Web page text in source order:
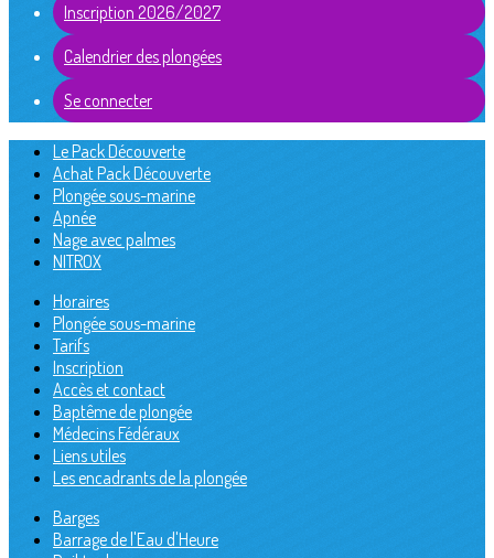
Inscription 2026/2027
Calendrier des plongées
Se connecter
Le Pack Découverte
Achat Pack Découverte
Plongée sous-marine
Apnée
Nage avec palmes
NITROX
Horaires
Plongée sous-marine
Tarifs
Inscription
Accès et contact
Baptême de plongée
Médecins Fédéraux
Liens utiles
Les encadrants de la plongée
Barges
Barrage de l'Eau d'Heure